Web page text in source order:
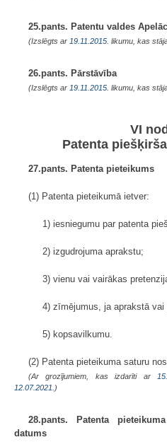
25.pants. Patentu valdes
(Izslēgts ar 19.11.2015 . likumu, kas
26.pants. Pārstāvība
(Izslēgts ar 19.11.2015 . likumu, kas
VI
Patenta
27.pants. Patenta pieteikums
(1) Patenta pieteikumā ietver:
1) iesniegumu par patenta
2) izgudrojuma aprakstu;
3) vienu vai vairākas
4) zīmējumus, ja aprakstā
5) kopsavilkumu.
(2) Patenta pieteikuma saturu
(Ar grozījumiem, kas izdarīti ar
12.07.2021. )
28.pants. Patenta
datums